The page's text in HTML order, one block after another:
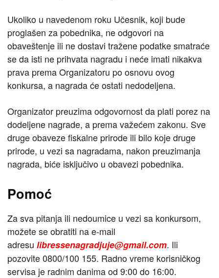
Ukoliko u navedenom roku Učesnik, koji bude
proglašen za pobednika, ne odgovori na
obaveštenje ili ne dostavi tražene podatke smatraće
se da isti ne prihvata nagradu i neće imati nikakva
prava prema Organizatoru po osnovu ovog
konkursa, a nagrada će ostati nedodeljena.
Organizator preuzima odgovornost da plati porez na
dodeljene nagrade, a prema važećem zakonu. Sve
druge obaveze fiskalne prirode ili bilo koje druge
prirode, u vezi sa nagradama, nakon preuzimanja
nagrada, biće isključivo u obavezi pobednika.
Pomoć
Za sva pitanja ili nedoumice u vezi sa konkursom,
možete se obratiti na e-mail
adresu libressenagradjuje@gmail.com. Ili
pozovite 0800/100 155. Radno vreme korisničkog
servisa je radnim danima od 9:00 do 16:00.